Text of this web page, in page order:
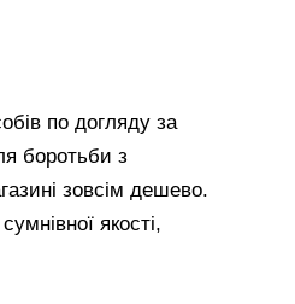
по догляду за
боротьби з
зовсім дешево.
якості,